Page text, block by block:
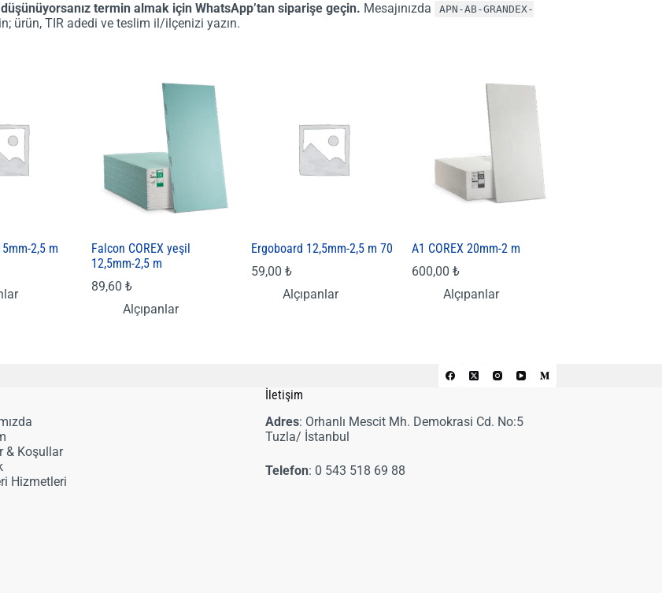
termin almak için WhatsApp’tan siparişe geçin. Mesajınızda
APN-AB-GRANDEX-
ürün, TIR adedi ve teslim il/ilçenizi yazın.
2,5 m
Falcon COREX yeşil
12,5mm-2,5 m
89,60 ₺
Alçıpanlar
Ergoboard 12,5mm-2,5 m 70
59,00₺
Alçıpanlar
A1 COREX 20mm-2 m
600,00 ₺
Alçıpanlar
& Koşullar
Hizmetleri
İletişim
Adres: Orhanlı Mescit Mh. Demokrasi Cd. No:5
Tuzla/ İstanbul
Telefon: 0 543 518 69 88